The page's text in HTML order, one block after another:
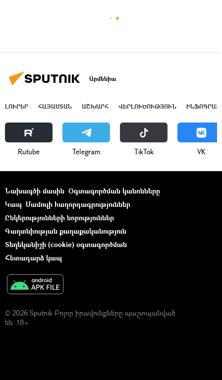
Արմենիա
ԼՈՒՐԵՐ ՀԱՅԱՍՏԱՆ ԱՇԽԱՐՀ ՎԵՐԼՈՒԾՈՒԹՅՈՒՆ
Rutube Telegram ТikТоk VK
Նախագծի մասին Օգտագործման կանոնները
Կապ Մամուլի հաղորդագրություններ
Ընկերությունների նորություններ
Գաղտնիության քաղաքականություն
Տեղեկանիշի (cookie) օգտագործման
Հետադարձ կապ
© 2026 Sputnik Բոլոր իրավունքները պաշտպանված
են. 18+